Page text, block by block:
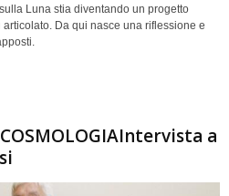
Luna stia diventando un progetto
Da qui nasce una riflessione e
COSMOLOGIAIntervista a